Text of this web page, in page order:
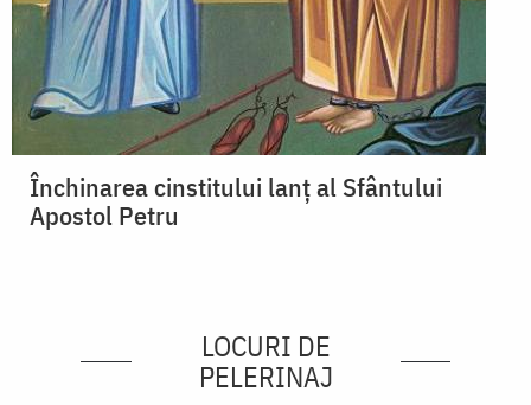
Închinarea cinstitului lanț al Sfântului
Apostol Petru
LOCURI DE
PELERINAJ